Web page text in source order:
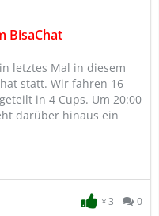
BisaChat
letztes Mal in diesem
statt. Wir fahren 16
in 4 Cups. Um 20:00
darüber hinaus ein
3 0